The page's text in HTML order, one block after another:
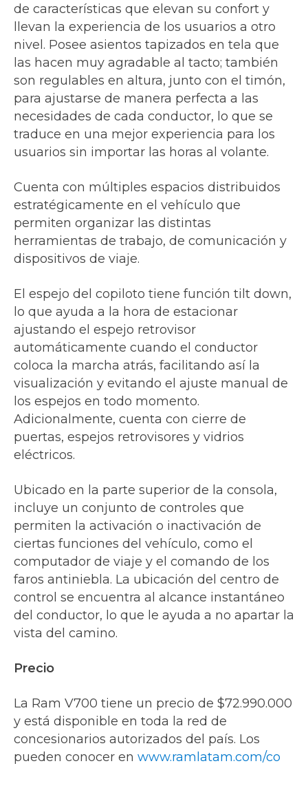
de características que elevan su confort y
llevan la experiencia de los usuarios a otro
nivel. Posee asientos tapizados en tela que
las hacen muy agradable al tacto; también
son regulables en altura, junto con el timón,
para ajustarse de manera perfecta a las
necesidades de cada conductor, lo que se
traduce en una mejor experiencia para los
usuarios sin importar las horas al volante.
Cuenta con múltiples espacios distribuidos
estratégicamente en el vehículo que
permiten organizar las distintas
herramientas de trabajo, de comunicación y
dispositivos de viaje.
El espejo del copiloto tiene función tilt down,
lo que ayuda a la hora de estacionar
ajustando el espejo retrovisor
automáticamente cuando el conductor
coloca la marcha atrás, facilitando así la
visualización y evitando el ajuste manual de
los espejos en todo momento.
Adicionalmente, cuenta con cierre de
puertas, espejos retrovisores y vidrios
eléctricos.
Ubicado en la parte superior de la consola,
incluye un conjunto de controles que
permiten la activación o inactivación de
ciertas funciones del vehículo, como el
computador de viaje y el comando de los
faros antiniebla. La ubicación del centro de
control se encuentra al alcance instantáneo
del conductor, lo que le ayuda a no apartar la
vista del camino.
Precio
La Ram V700 tiene un precio de $72.990.000
y está disponible en toda la red de
concesionarios autorizados del país. Los
pueden conocer en www.ramlatam.com/co